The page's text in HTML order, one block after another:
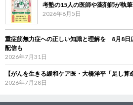
考塾の15人の医師や薬剤師が執筆
2026年8月5日
重症筋無力症への正しい知識と理解を 8月8日
配信も
2026年7月31日
【がんを生きる緩和ケア医・大橋洋平「足し算
2026年7月28日